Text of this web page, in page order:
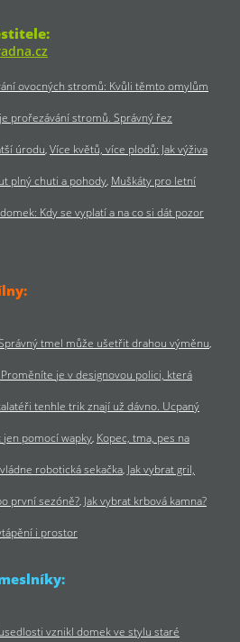
ovocných stromů: Kvůli těmto omylům
prořezávání stromů. Správný řez
úrodu Více květů, více plodů: Jak výživa
plný chuti a pohody Muškáty pro letní
Kdy se vyplatí a na co si dát pozor
tmel může ušetřit drahou výměnu
je v designovou polici, která
tenhle trik znají už dávno. Ucpaný
pomocí wapky Kopec, tma, pes na
robotická sekačka Jak vybrat gril,
první sezóně? Jak vybrat krbová kamna?
i prostor
vznikl domek ve stylu staré